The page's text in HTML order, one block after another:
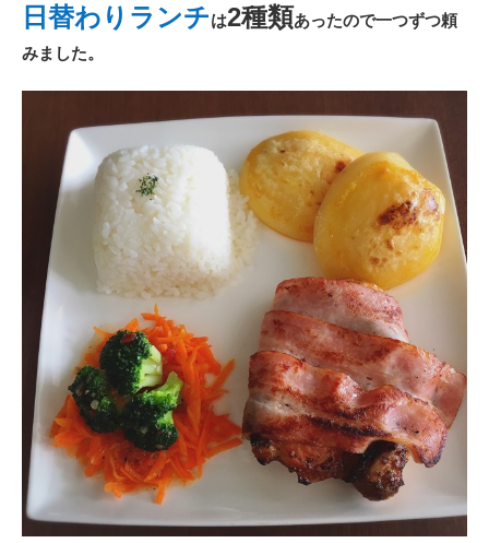
日替わりランチは2種類あったので一つずつ頼
みました。